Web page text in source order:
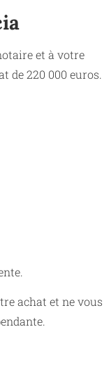
et à votre
de 220 000 euros.
achat et ne vous